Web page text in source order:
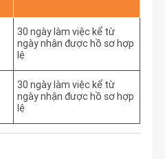
30 ngày làm việc kể từ
ngày nhận được hồ sơ hợp
lệ
30 ngày làm việc kể từ
ngày nhận được hồ sơ hợp
lệ